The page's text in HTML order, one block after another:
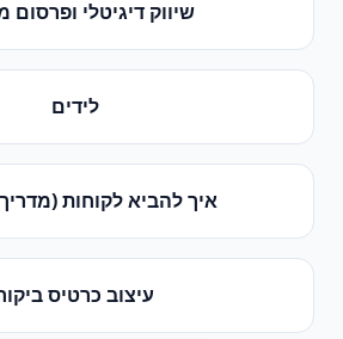
שיווק דיגיטלי ופרסום
לידים
איך להביא לקוחות
עיצוב כרטיס